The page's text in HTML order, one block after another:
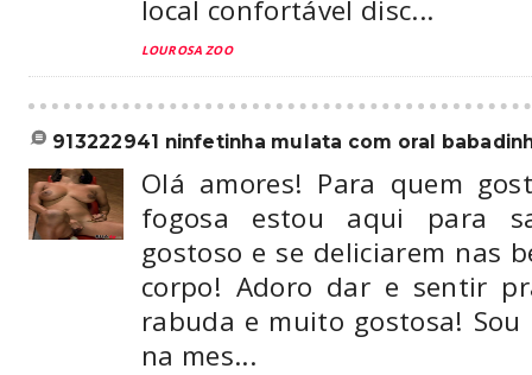
local confortável disc...
LOUROSA ZOO
913222941 ninfetinha mulata com oral
Olá amores! Para quem
fogosa estou aqui para
gostoso e se deliciarem nas
corpo! Adoro dar e sentir
rabuda e muito gostosa!
na mes...